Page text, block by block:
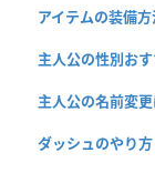
アイテムの装備
主人公の性別お
主人公の名前変
ダッシュのやり方